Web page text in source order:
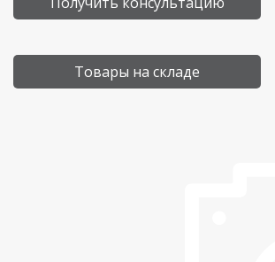
Товары на складе